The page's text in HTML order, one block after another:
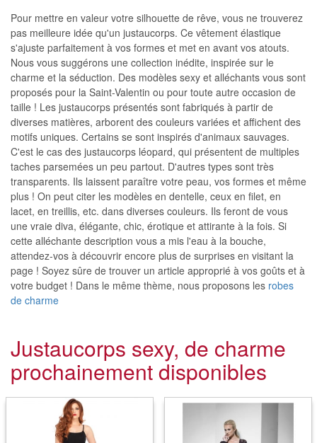
Pour mettre en valeur votre silhouette de rêve, vous ne trouverez
pas meilleure idée qu'un justaucorps. Ce vêtement élastique
s'ajuste parfaitement à vos formes et met en avant vos atouts.
Nous vous suggérons une collection inédite, inspirée sur le
charme et la séduction. Des modèles sexy et alléchants vous sont
proposés pour la Saint-Valentin ou pour toute autre occasion de
taille ! Les justaucorps présentés sont fabriqués à partir de
diverses matières, arborent des couleurs variées et affichent des
motifs uniques. Certains se sont inspirés d'animaux sauvages.
C'est le cas des justaucorps léopard, qui présentent de multiples
taches parsemées un peu partout. D'autres types sont très
transparents. Ils laissent paraître votre peau, vos formes et même
plus ! On peut citer les modèles en dentelle, ceux en filet, en
lacet, en treillis, etc. dans diverses couleurs. Ils feront de vous
une vraie diva, élégante, chic, érotique et attirante à la fois. Si
cette alléchante description vous a mis l'eau à la bouche,
attendez-vos à découvrir encore plus de surprises en visitant la
page ! Soyez sûre de trouver un article approprié à vos goûts et à
votre budget ! Dans le même thème, nous proposons les robes
de charme
Justaucorps sexy, de charme
prochainement disponibles